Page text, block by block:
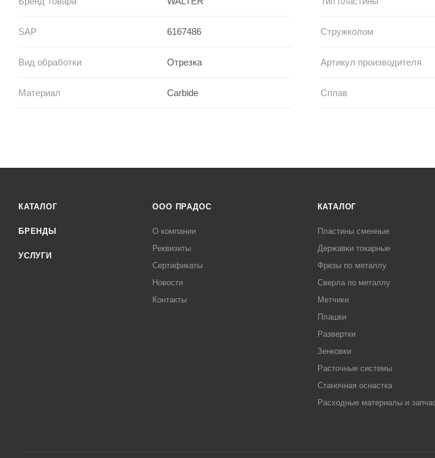
SAP 6167486 Стружколом
Вид обработки Отрезка Артикул производителя
Материал Carbide Сплав
КАТАЛОГ
БРЕНДЫ
УСЛУГИ
ООО ПРАДОС
О компании
Реквизиты
Сертификаты
Новости
Контакты
КАТАЛОГ
Пластины сменные
Державки токарные
Фрезы по металлу
Сверла по металлу
Метчики
Плашки
Развертки
Зенковки
Расточные системы
Станочная оснастка
Расходные материалы и